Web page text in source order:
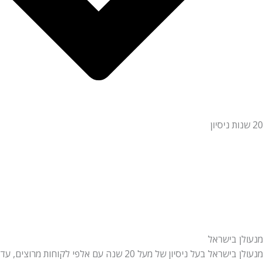
20 שנות ניסיון
מנעולן בישראל
מנעולן בישראל בעל ניסיון של מעל 20 שנה עם אלפי לקוחות מרוצים, עד